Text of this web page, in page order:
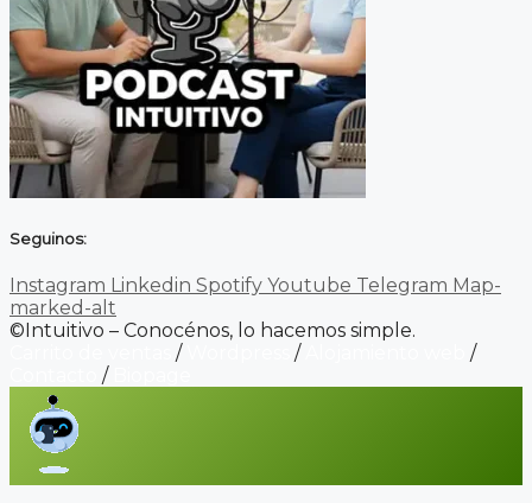
Seguinos:
Instagram Linkedin Spotify Youtube Telegram Map-
marked-alt
©Intuitivo – Conocénos, lo hacemos simple.
/ /
/
/